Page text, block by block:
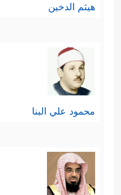
هيثم الدخين
محمود علي البنا